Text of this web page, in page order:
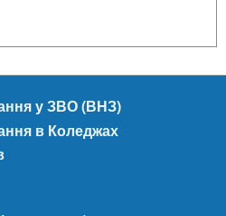
у ЗВО (ВНЗ)
в Коледжах